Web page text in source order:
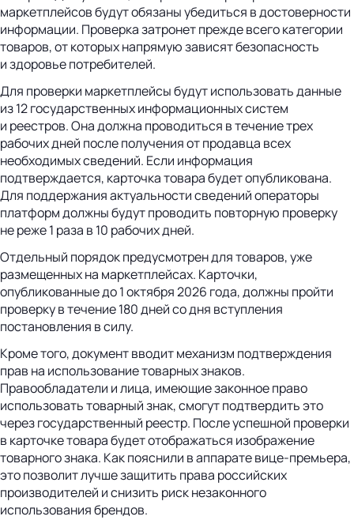
маркетплейсов будут обязаны убедиться в достоверности
информации. Проверка затронет прежде всего категории
товаров, от которых напрямую зависят безопасность
и здоровье потребителей.
Для проверки маркетплейсы будут использовать данные
из 12 государственных информационных систем
и реестров. Она должна проводиться в течение трех
рабочих дней после получения от продавца всех
необходимых сведений. Если информация
подтверждается, карточка товара будет опубликована.
Для поддержания актуальности сведений операторы
платформ должны будут проводить повторную проверку
не реже 1 раза в 10 рабочих дней.
Отдельный порядок предусмотрен для товаров, уже
размещенных на маркетплейсах. Карточки,
опубликованные до 1 октября 2026 года, должны пройти
проверку в течение 180 дней со дня вступления
постановления в силу.
Кроме того, документ вводит механизм подтверждения
прав на использование товарных знаков.
Правообладатели и лица, имеющие законное право
использовать товарный знак, смогут подтвердить это
через государственный реестр. После успешной проверки
в карточке товара будет отображаться изображение
товарного знака. Как пояснили в аппарате вице-премьера,
это позволит лучше защитить права российских
производителей и снизить риск незаконного
использования брендов.